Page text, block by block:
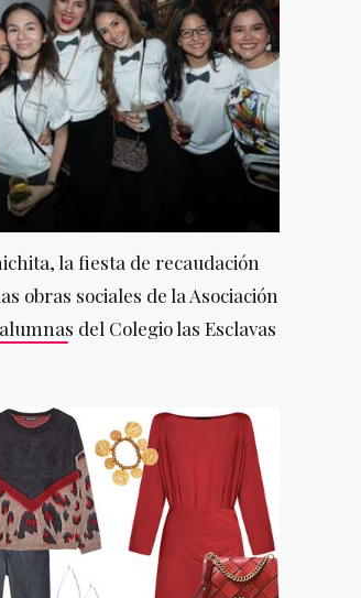
la fiesta de recaudación
obras sociales de la Asociación
del Colegio las Esclavas